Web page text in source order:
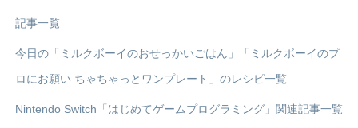
記事一覧
今日の「ミルクボーイのおせっかいごはん」「ミルクボーイのプ
ロにお願い ちゃちゃっとワンプレート」のレシピ一覧
Nintendo Switch「はじめてゲームプログラミング」関連記事一覧